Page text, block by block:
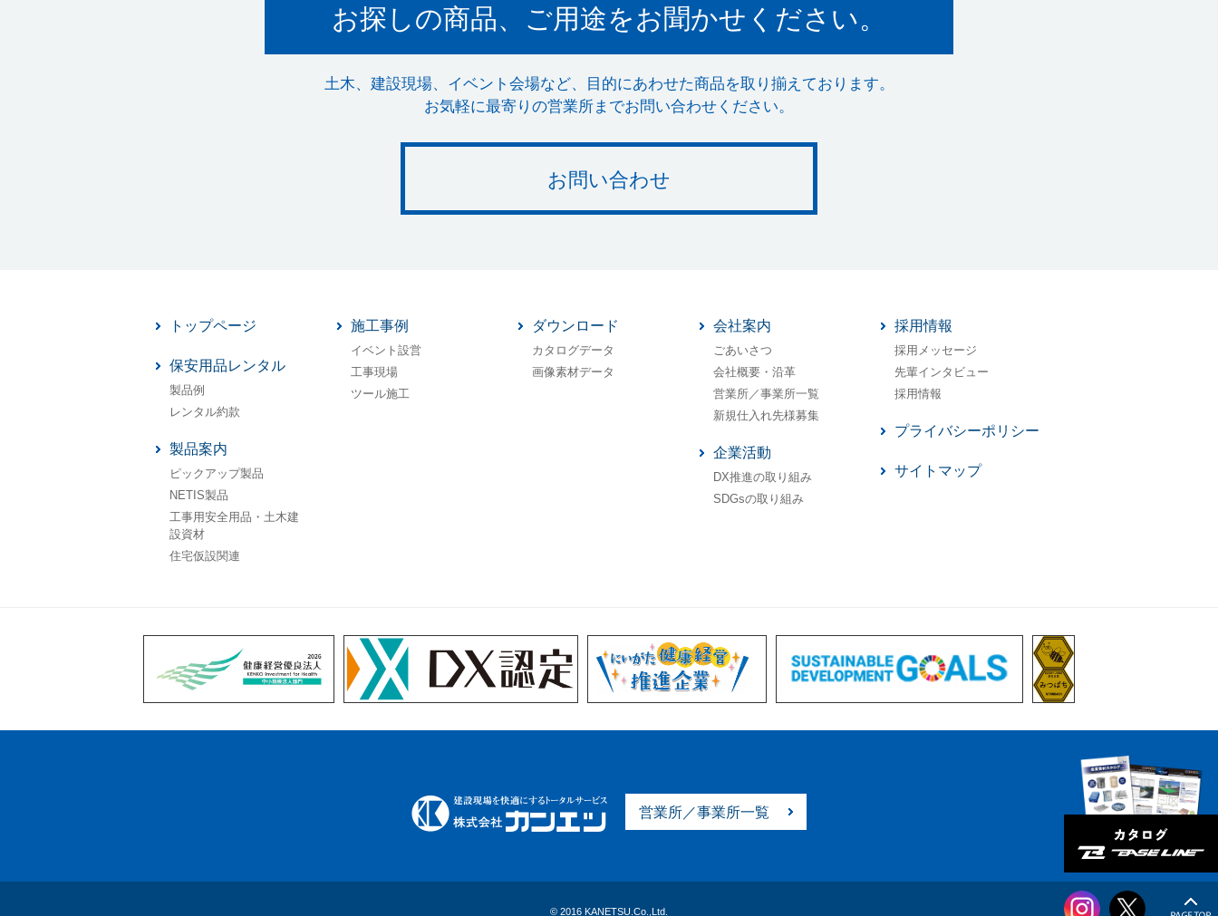
お探しの商品、ご用途をお聞かせください。
土木、建設現場、イベント会場など、目的にあわせた商品を取り揃えております。
お気軽に最寄りの営業所までお問い合わせください。
お問い合わせ
トップページ
保安用品レンタル
製品例
レンタル約款
製品案内
ピックアップ製品
NETIS製品
工事用安全用品・土木建
設資材
住宅仮設関連
施工事例
イベント設営
工事現場
ツール施工
ダウンロード
カタログデータ
画像素材データ
会社案内
ごあいさつ
会社概要・沿革
営業所／事業所一覧
新規仕入れ先様募集
企業活動
DX推進の取り組み
SDGsの取り組み
採用情報
採用メッセージ
先輩インタビュー
採用情報
プライバシーポリシー
サイトマップ
営業所／事業所一覧
© 2016 KANETSU.Co.,Ltd.